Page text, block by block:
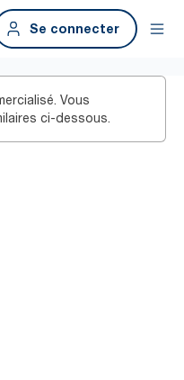
Se connecter
Vous
ci-dessous.